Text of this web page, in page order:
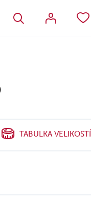
TABULKA VELIKOSTÍ